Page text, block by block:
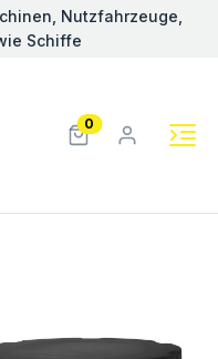
Nutzfahrzeuge,
Schiffe
0
Previous